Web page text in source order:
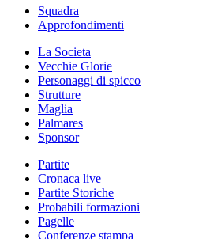
Squadra
Approfondimenti
La Societa
Vecchie Glorie
Personaggi di spicco
Strutture
Maglia
Palmares
Sponsor
Partite
Cronaca live
Partite Storiche
Probabili formazioni
Pagelle
Conferenze stampa